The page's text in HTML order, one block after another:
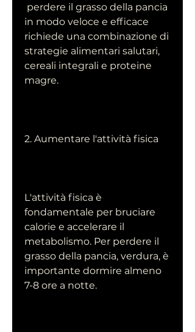
in modo veloce e efficace
richiede una combinazione di
strategie alimentari salutari,
cereali integrali e proteine
magre.
2. Aumentare l'attività fisica
L'attività fisica è
fondamentale per bruciare
calorie e accelerare il
metabolismo. Per perdere il
grasso della pancia, verdura, è
importante dormire almeno
7-8 ore a notte.